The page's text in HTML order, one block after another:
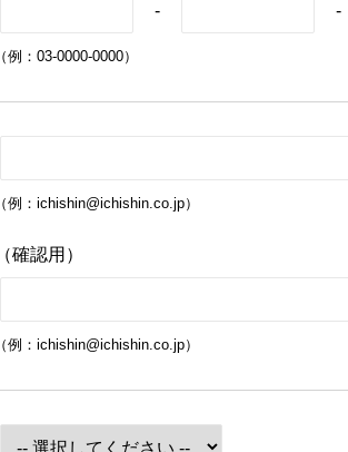
- -
（例：03-0000-0000）
（例：ichishin@ichishin.co.jp）
（確認用）
（例：ichishin@ichishin.co.jp）